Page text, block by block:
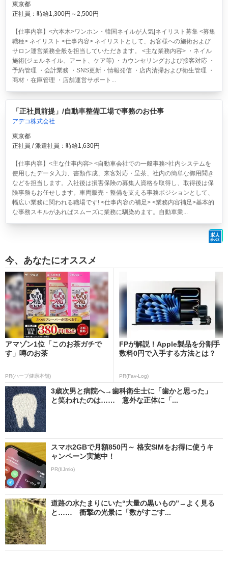
東京都
正社員：時給1,300円～2,500円
【仕事内容】<六本木>ワンホン・韓国ネイルが人気|ネイリスト募集 <募集
職種> ネイリスト <仕事内容> ネイリストとして、お客様への施術および
サロン運営業務全般を担当していただきます。 <主な業務内容> ・ネイル
施術(ジェルネイル、アート、ケア等) ・カウンセリングおよび接客対応 ・
予約管理 ・会計業務 ・SNS更新・情報発信 ・店内清掃および衛生管理 ・
商材・在庫管理 ・店舗運営サポート...
「正社員前提」/自動車整備工場で事務のお仕事
アデコ株式会社
東京都
正社員 / 派遣社員：時給1,630円
【仕事内容】<主な仕事内容> <自動車会社での一般事務>社内システムを
使用したデータ入力、書類作成、来客対応・呈茶、社内の簡単な御用聞き
などを担当します。入社後は損害保険の募集人資格を取得し、取得後は保
険事務もお任せします。車両販売・整備を支える事務ポジションとして、
幅広い業務に関われる職場です! <仕事内容の補足> <業務内容補足>基本的
な事務スキルがあればスムーズに業務に馴染めます。自動車業...
今、あなたにオススメ
アマゾン1位「このお茶ガチで
す」噂のお茶
PR(ハーブ健康本舗)
FPが解説！Apple製品を分割手
数料0円で入手する方法とは？
PR(Fav-Log)
3歳次男と病院へ→歯科衛生士に「歯かと思った」
と笑われたのは…… 意外な正体に「...
スマホ2GBで月額850円～ 格安SIMをお得に使うキ
ャンペーン実施中！
PR(IIJmio)
道路の水たまりにいた“大量の黒いもの”→よく見る
と…… 衝撃の光景に「数がすごす...